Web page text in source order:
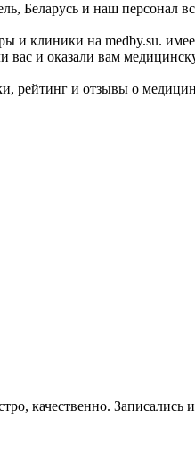
Беларусь и наш персонал
и клиники на medby.su.
и оказали вам
и отзывы о
качественно. Записались